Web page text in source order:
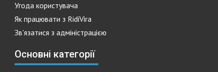
Угода користувача
Як працювати з RidiVira
Зв'язатися з адміністрацією
Основні категорії